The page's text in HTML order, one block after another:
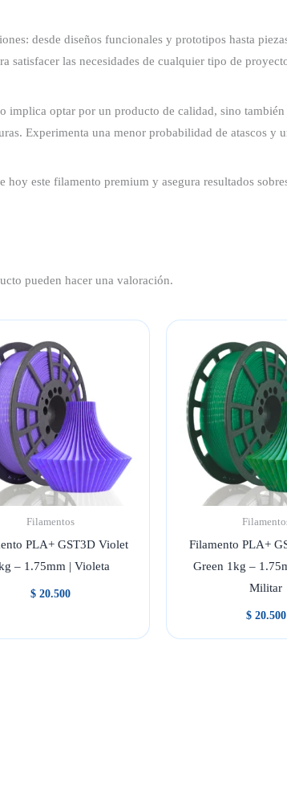
desde diseños funcionales y prototipos hasta
satisfacer las necesidades de cualquier tipo de
implica optar por un producto de calidad, sino
Experimenta una menor probabilidad de atascos
este filamento premium y asegura resultados
pueden hacer una valoración.
Filamentos
PLA+ GST3D Violet
– 1.75mm | Violeta
$ 20.500
Filamento PLA+
Green 1kg –
Militar
$20.500